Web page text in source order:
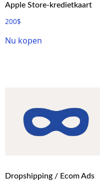
Apple Store-kredietkaart
200$
Nu kopen
Dropshipping / Ecom Ads